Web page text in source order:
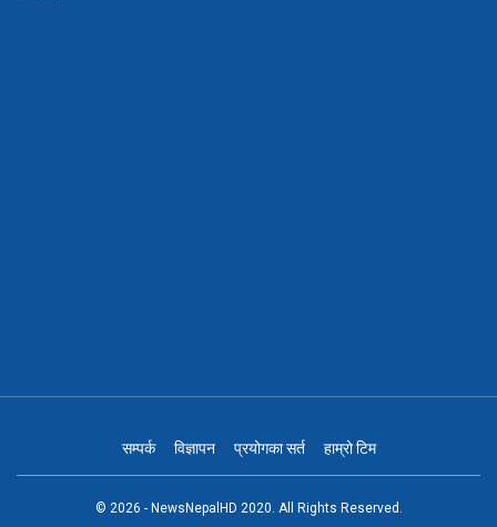
सम्पर्क विज्ञापन प्रयोगका सर्त हाम्रो टिम
© 2026 - NewsNepalHD 2020. All Rights Reserved.